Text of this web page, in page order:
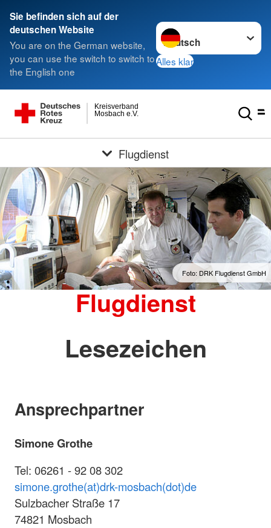
Sie befinden sich auf der
deutschen Website
You are on the German website,
you can use the switch to switch to
the English one
Sprache wechseln zu
Alles klar
Mosbach e.V.
Kreisverband
Flugdienst
Foto: DRK Flugdienst GmbH
Flugdienst
Lesezeichen
Ansprechpartner
Simone Grothe
Tel: 06261 - 92 08 302
simone.grothe(at)drk-mosbach(dot)de
Sulzbacher Straße 17
74821 Mosbach